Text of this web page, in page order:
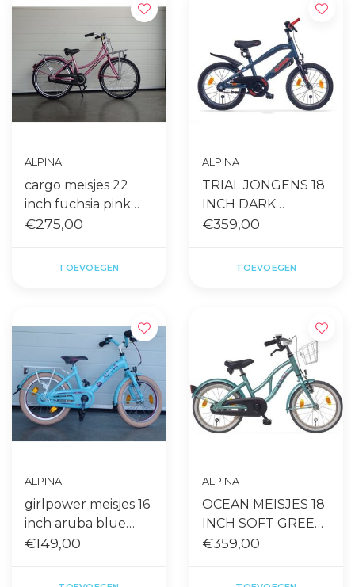
ALPINA
cargo meisjes 22
inch fuchsia pink
matt gebruikt
€275,00
TOEVOEGEN
ALPINA
TRIAL JONGENS 18
INCH DARK
PETROL MATT RN
€359,00
TOEVOEGEN
ALPINA
girlpower meisjes 16
inch aruba blue
gebruikt
€149,00
ALPINA
OCEAN MEISJES 18
INCH SOFT GREEN
MATT
€359,00